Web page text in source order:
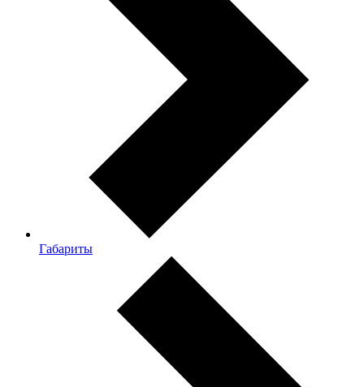
Габариты